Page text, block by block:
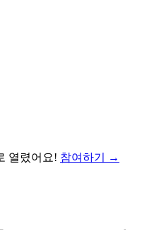
열렸어요! 참여하기 →